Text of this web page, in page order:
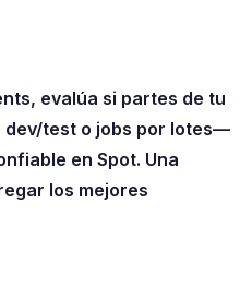
evalúa si partes de tu
test o jobs por lotes—
en Spot. Una
los mejores